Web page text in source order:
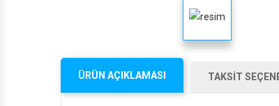
ÜRÜN AÇIKLAMASI TAKSİT